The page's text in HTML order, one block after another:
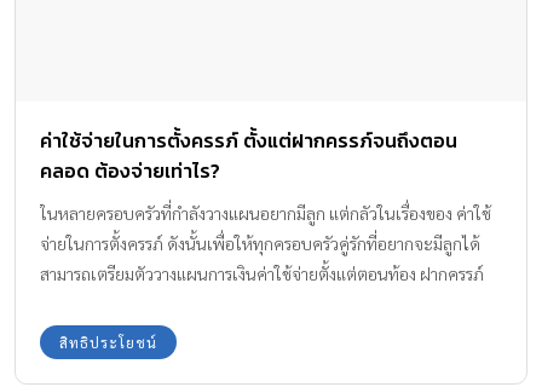
ค่าใช้จ่ายในการตั้งครรภ์ ตั้งแต่ฝากครรภ์จนถึงตอน
คลอด ต้องจ่ายเท่าไร?
ในหลายครอบครัวที่กำลังวางแผนอยากมีลูก แต่กลัวในเรื่องของ ค่าใช้
จ่ายในการตั้งครรภ์ ดังนั้นเพื่อให้ทุกครอบครัวคู่รักที่อยากจะมีลูกได้
สามารถเตรียมตัววางแผนการเงินค่าใช้จ่ายตั้งแต่ตอนท้อง ฝากครรภ์
Baby & Kids มีข้อมูลที่เป็นประโยชน์ในเรื่องนี้มาบอกให้ทราบกันค่ะ
สิทธิประโยชน์